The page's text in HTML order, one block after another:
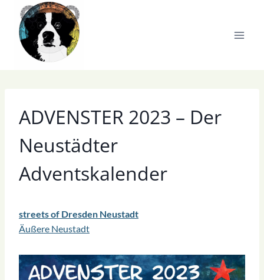
Inhalt
springen
ADVENSTER 2023 – Der
Neustädter
Adventskalender
streets of Dresden Neustadt
Äußere Neustadt